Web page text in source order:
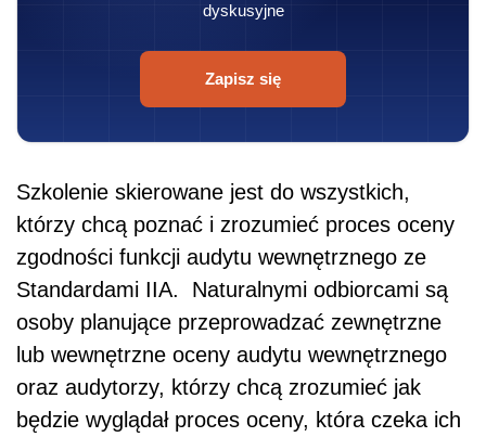
dyskusyjne
Zapisz się
Szkolenie skierowane jest do wszystkich,
którzy chcą poznać i zrozumieć proces oceny
zgodności funkcji audytu wewnętrznego ze
Standardami IIA. Naturalnymi odbiorcami są
osoby planujące przeprowadzać zewnętrzne
lub wewnętrzne oceny audytu wewnętrznego
oraz audytorzy, którzy chcą zrozumieć jak
będzie wyglądał proces oceny, która czeka ich